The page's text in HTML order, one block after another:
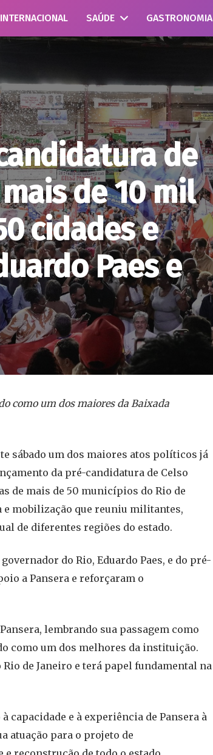
INTERNACIONAL SAÚDE GASTRONOMIA
de
de 10 mil
cidades e
Paes e
como um dos maiores da Baixada
sábado um dos maiores atos políticos já
da pré-candidatura de Celso
de mais de 50 municípios do Rio de
e mobilização que reuniu militantes,
de diferentes regiões do estado.
do Rio, Eduardo Paes, e do pré-
a Pansera e reforçaram o
lembrando sua passagem como
como um dos melhores da instituição.
de Janeiro e terá papel fundamental na
capacidade e à experiência de Pansera à
atuação para o projeto de